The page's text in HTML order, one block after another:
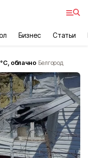
Бизнес Статьи
°С, облачно Белгород